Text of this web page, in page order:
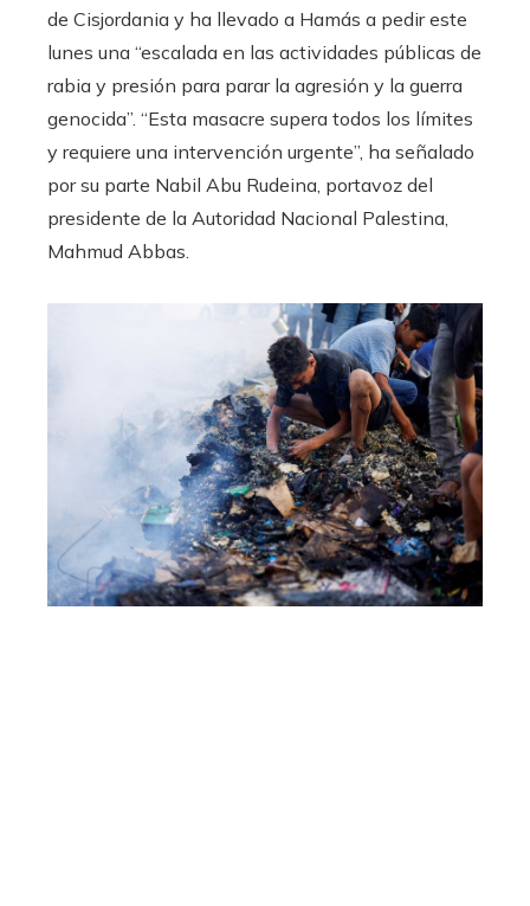
de Cisjordania y ha llevado a Hamás a pedir este
lunes una “escalada en las actividades públicas de
rabia y presión para parar la agresión y la guerra
genocida”. “Esta masacre supera todos los límites
y requiere una intervención urgente”, ha señalado
por su parte Nabil Abu Rudeina, portavoz del
presidente de la Autoridad Nacional Palestina,
Mahmud Abbas.